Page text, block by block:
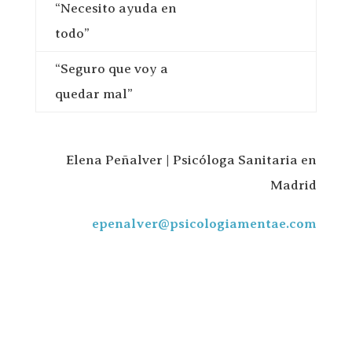
“Necesito ayuda en
todo”
“Seguro que voy a
quedar mal”
Elena Peñalver | Psicóloga Sanitaria en
Madrid
epenalver@psicologiamentae.com